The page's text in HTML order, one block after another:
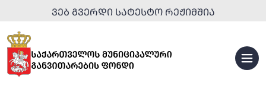
ᲕᲔᲑ ᲒᲕᲔᲠᲓᲘ ᲡᲐᲢᲔᲡᲢᲝ ᲠᲔᲟᲘᲛᲨᲘᲐ